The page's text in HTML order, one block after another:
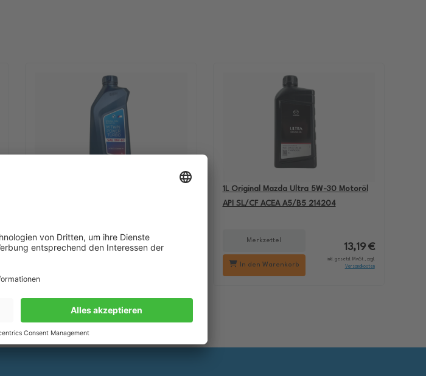
Merkzettel
18,29 €
1L Original Mazda Ultra 5W-30 Motoröl
API SL/CF ACEA A5/B5 214204
Merkzettel
In den Warenkorb
13,19 €
inkl. gesetzl. MwSt., zzgl.
Versandkosten